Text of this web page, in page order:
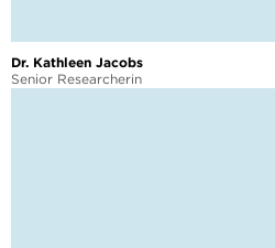
Dr. Kathleen Jacobs
Senior Researcherin